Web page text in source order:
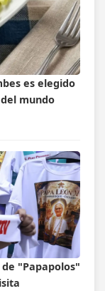
es elegido
mundo
"Papapolos"